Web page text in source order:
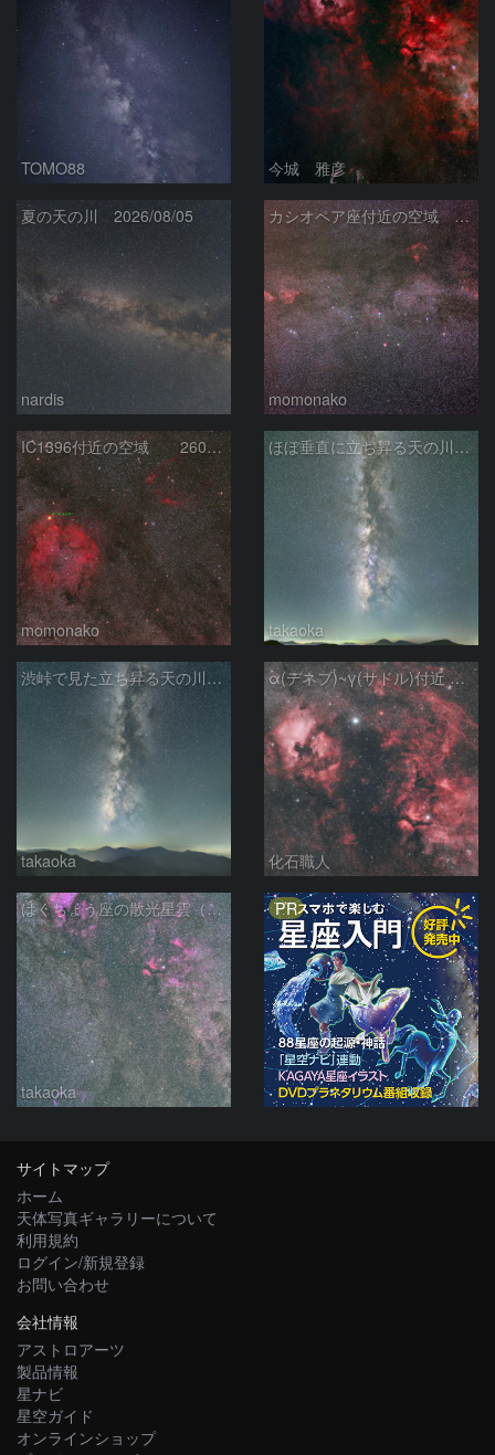
TOMO88 今城 雅彦
夏の天の川 2026/08/05
nardis
カシオペア座付近の空域 260720
momonako
IC1396付近の空域 260720
momonako
ほぼ垂直に立ち昇る天の川銀河
takaoka
渋峠で見た立ち昇る天の川銀河
takaoka
α(デネブ)~γ(サドル)付近 NGC7000 北アメリカ星雲 IC5067~5070 ペリカン星雲 はくちょう座
化石職人
はくちょう座の散光星雲（１００ｍｍ）
takaoka
PR
サイトマップ
ホーム
天体写真ギャラリーについて
利用規約
ログイン/新規登録
お問い合わせ
会社情報
アストロアーツ
製品情報
星ナビ
星空ガイド
オンラインショップ